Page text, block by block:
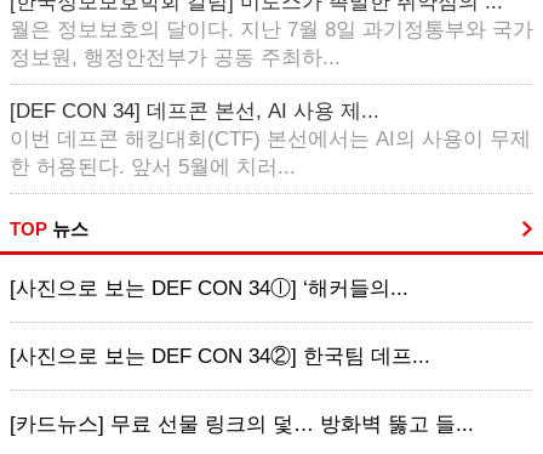
월은 정보보호의 달이다. 지난 7월 8일 과기정통부와 국가
정보원, 행정안전부가 공동 주최하...
[DEF CON 34] 데프콘 본선, AI 사용 제...
이번 데프콘 해킹대회(CTF) 본선에서는 AI의 사용이 무제
한 허용된다. 앞서 5월에 치러...
TOP 뉴스
[사진으로 보는 DEF CON 34ⓛ] ‘해커들의...
[사진으로 보는 DEF CON 34②] 한국팀 데프...
[카드뉴스] 무료 선물 링크의 덫… 방화벽 뚫고 들...